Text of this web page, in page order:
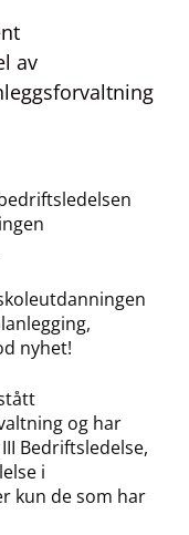
av
nyhet!
og har
Bedriftsledelse,
i
kun de som har